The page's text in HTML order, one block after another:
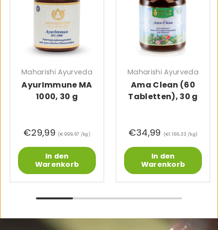
Maharishi Ayurveda
AyurImmune MA
1000, 30 g
€29,99 Grundpreis
€999,67 /kg
In den
Warenkorb
Maharishi Ayurveda
Ama Clean (60
Tabletten), 30 g
€34,99 Grundpreis
€1.166,33 /kg
In den
Warenkorb